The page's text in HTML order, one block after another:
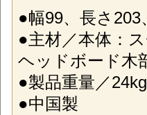
●幅99、長さ
●主材／本体：
ヘッドボード木
●製品重量／24kg
●中国製